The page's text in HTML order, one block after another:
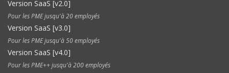
Version SaaS [v2.0]
Pour les PME jusqu'à 20 employés
Version SaaS [v3.0]
Pour les PME jusqu'à 50 employés
Version SaaS [v4.0]
Pour les PME++ jusqu'à 200 employés